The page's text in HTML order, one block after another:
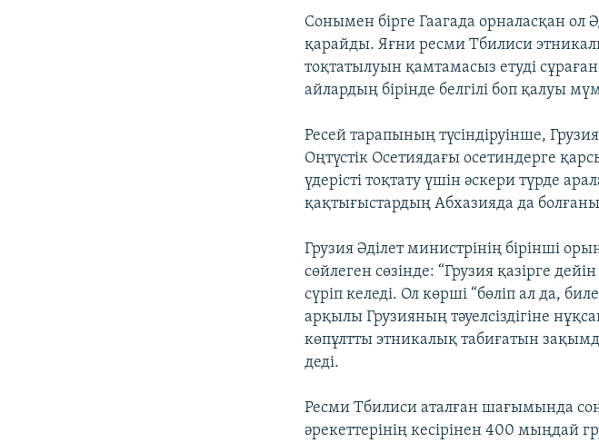
Сонымен бірге Гаагада орналасқан ол
қарайды. Яғни ресми Тбилиси
тоқтатылуын қамтамасыз етуді
айлардың бірінде белгілі боп қалуы
Ресей тарапының түсіндіруінше,
Оңтүстік Осетиядағы осетиндерге
үдерісті тоқтату үшін әскери түрде
қақтығыстардың Абхазияда да болғаны
Грузия Әділет министрінің бірінші
сөйлеген сөзінде: “Грузия қазірге
сүріп келеді. Ол көрші “бөліп ал да,
арқылы Грузияның тәуелсіздігіне
көпұлтты этникалық табиғатын
деді.
Ресми Тбилиси аталған шағымында
әрекеттерінің кесірінен 400 мыңдай